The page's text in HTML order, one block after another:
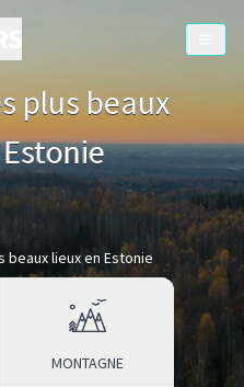
plus beaux
beaux lieux en Estonie
MONTAGNE